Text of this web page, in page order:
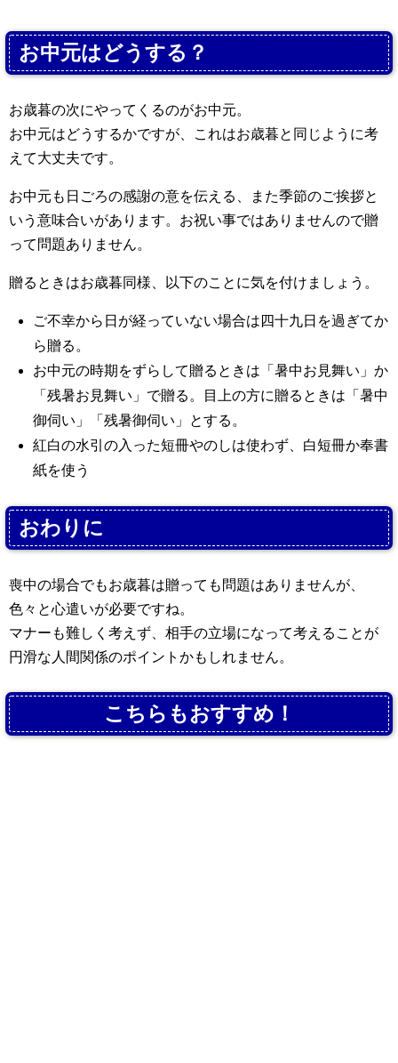
お中元はどうする？
お歳暮の次にやってくるのがお中元。
お中元はどうするかですが、これはお歳暮と同じように考
えて大丈夫です。
お中元も日ごろの感謝の意を伝える、また季節のご挨拶と
いう意味合いがあります。お祝い事ではありませんので贈
って問題ありません。
贈るときはお歳暮同様、以下のことに気を付けましょう。
ご不幸から日が経っていない場合は四十九日を過ぎてか
ら贈る。
お中元の時期をずらして贈るときは「暑中お見舞い」か
「残暑お見舞い」で贈る。目上の方に贈るときは「暑中
御伺い」「残暑御伺い」とする。
紅白の水引の入った短冊やのしは使わず、白短冊か奉書
紙を使う
おわりに
喪中の場合でもお歳暮は贈っても問題はありませんが、
色々と心遣いが必要ですね。
マナーも難しく考えず、相手の立場になって考えることが
円滑な人間関係のポイントかもしれません。
こちらもおすすめ！